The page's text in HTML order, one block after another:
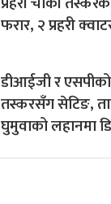
फरार, २ प्रहरी
डीआईजी र
तस्करसँग सेटिङ,
घुमुवाको लहानमा